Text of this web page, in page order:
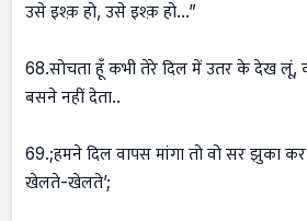
उसे इश्क़ हो, उसे इश्क़ हो…”
68.सोचता हूँ कभी तेरे दिल में उतर के देख लूं,
बसने नहीं देता..
69.;हमने दिल वापस मांगा तो वो सर झुका कर
खेलते-खेलते’;